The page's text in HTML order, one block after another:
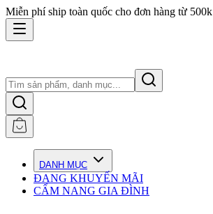
Miễn phí ship toàn quốc cho đơn hàng từ 500k
DANH MỤC
ĐANG KHUYẾN MÃI
CẨM NANG GIA ĐÌNH